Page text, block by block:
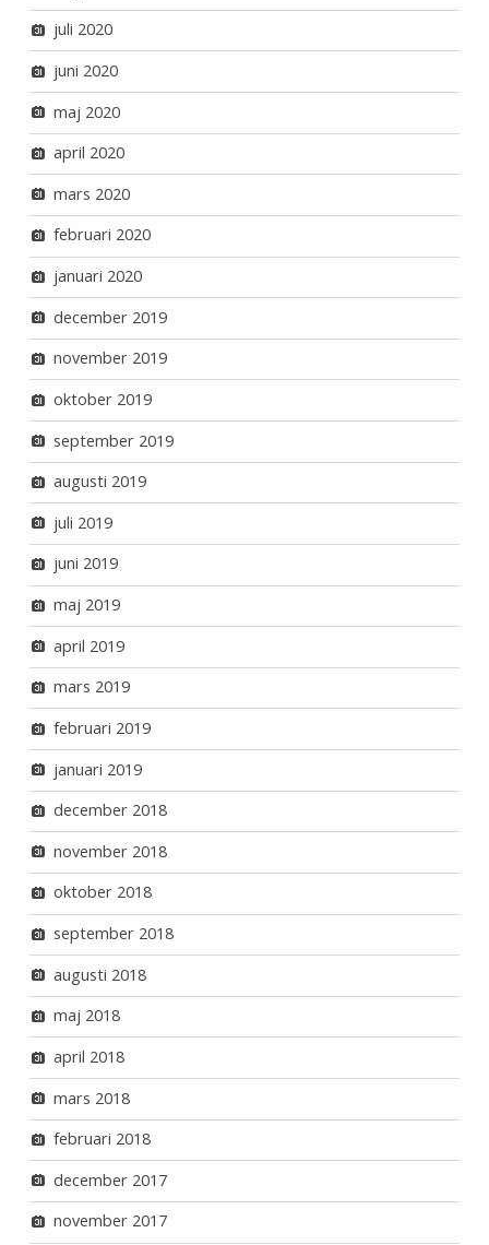
juli 2020
juni 2020
maj 2020
april 2020
mars 2020
februari 2020
januari 2020
december 2019
november 2019
oktober 2019
september 2019
augusti 2019
juli 2019
juni 2019
maj 2019
april 2019
mars 2019
februari 2019
januari 2019
december 2018
november 2018
oktober 2018
september 2018
augusti 2018
maj 2018
april 2018
mars 2018
februari 2018
december 2017
november 2017